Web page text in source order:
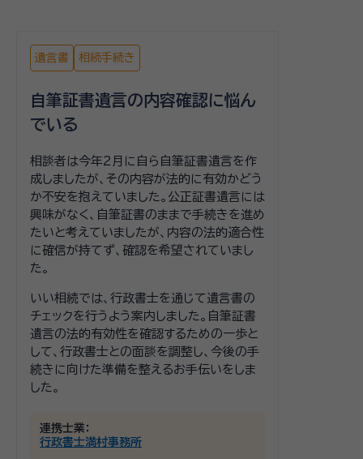
遺言書 相続手続き
自筆証書遺言の内容確認に悩ん
でいる
相談者は今年2月に自ら自筆証書遺言を作
成しましたが、その内容が法的に有効かどう
か不安を抱えていました。公正証書遺言には
興味がなく、自筆証書のままで手続きを進め
たいと考えていましたが、内容の法的適合性
に確信が持てず、確認を希望されていまし
た。
いい相続では、行政書士を通じて遺言書の
チェックを行うよう案内しました。自筆証書
遺言の法的有効性を確認するための一歩と
して、行政書士との面談を調整し、今後の手
続きに向けた準備を整えるお手伝いをしま
した。
連携士業：
行政書士満村事務所